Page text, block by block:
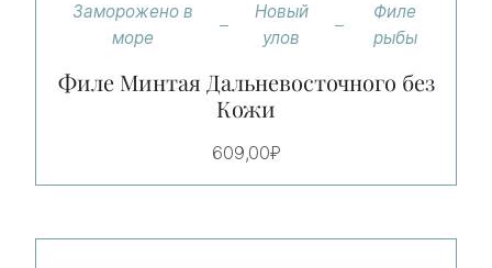
Заморожено в
море
Новый
улов
Филе
рыбы
Филе Минтая Дальневосточного без
Кожи
609,00₽